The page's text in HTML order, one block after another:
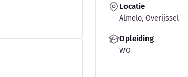
Locatie
Almelo, Overijssel
Opleiding
WO